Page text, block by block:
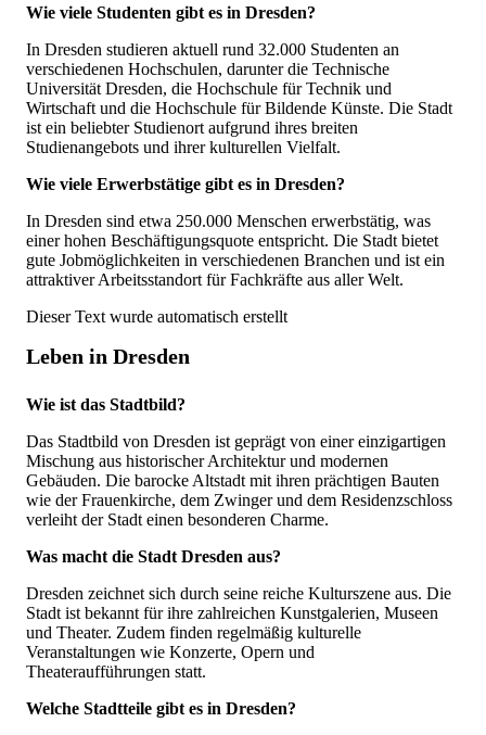
Wie viele Studenten gibt es in Dresden?
In Dresden studieren aktuell rund 32.000 Studenten an
verschiedenen Hochschulen, darunter die Technische
Universität Dresden, die Hochschule für Technik und
Wirtschaft und die Hochschule für Bildende Künste. Die Stadt
ist ein beliebter Studienort aufgrund ihres breiten
Studienangebots und ihrer kulturellen Vielfalt.
Wie viele Erwerbstätige gibt es in Dresden?
In Dresden sind etwa 250.000 Menschen erwerbstätig, was
einer hohen Beschäftigungsquote entspricht. Die Stadt bietet
gute Jobmöglichkeiten in verschiedenen Branchen und ist ein
attraktiver Arbeitsstandort für Fachkräfte aus aller Welt.
Dieser Text wurde automatisch erstellt
Leben in Dresden
Wie ist das Stadtbild?
Das Stadtbild von Dresden ist geprägt von einer einzigartigen
Mischung aus historischer Architektur und modernen
Gebäuden. Die barocke Altstadt mit ihren prächtigen Bauten
wie der Frauenkirche, dem Zwinger und dem Residenzschloss
verleiht der Stadt einen besonderen Charme.
Was macht die Stadt Dresden aus?
Dresden zeichnet sich durch seine reiche Kulturszene aus. Die
Stadt ist bekannt für ihre zahlreichen Kunstgalerien, Museen
und Theater. Zudem finden regelmäßig kulturelle
Veranstaltungen wie Konzerte, Opern und
Theateraufführungen statt.
Welche Stadtteile gibt es in Dresden?